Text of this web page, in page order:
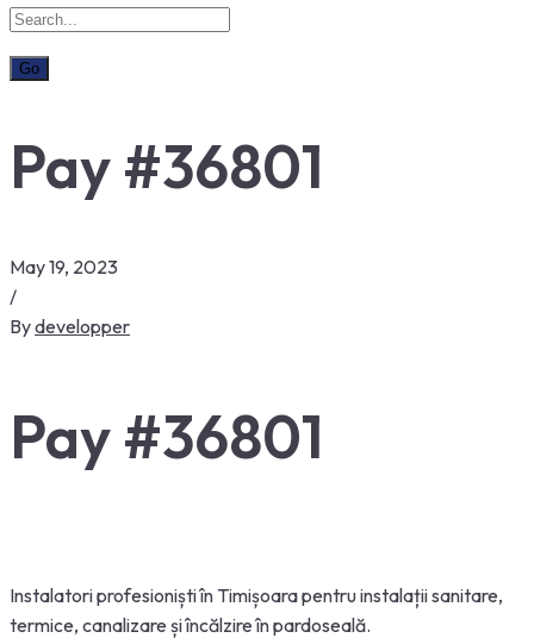
Pay #36801
May 19, 2023
/
Bydevelopper
Pay #36801
Instalatoriprofesioniștiîn Timișoarapentruinstalațiisanitare,
termice, canalizare șiîncălzire înpardoseală.